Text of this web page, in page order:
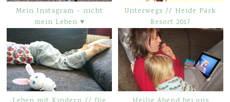
Mein Instagram – nicht
mein Leben ♥
Unterwegs // Heide Park
Resort 2017